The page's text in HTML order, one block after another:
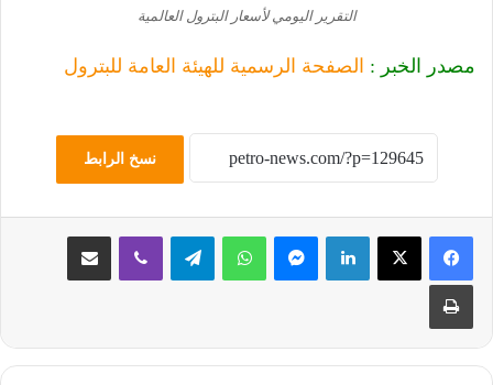
التقرير اليومي لأسعار البترول العالمية
مصدر الخبر : الصفحة الرسمية للهيئة العامة للبترول
نسخ الرابط
لينكدإن ماسنجر واتساب تيلقرام ڤايبر مشاركة عبر البريد
طباعة